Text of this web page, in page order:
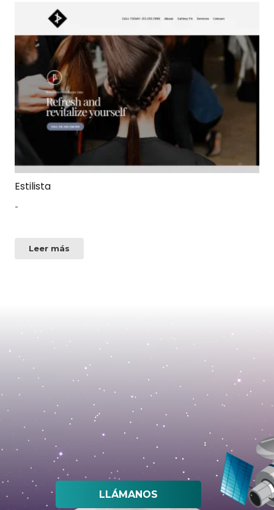
Estilista
-
Leer más
LLÁMANOS